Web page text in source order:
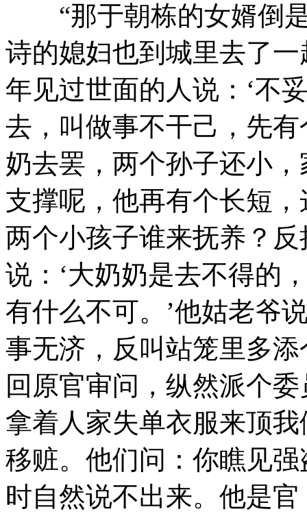
“那于朝栋的女婿倒是
诗的媳妇也到城里去了
年见过世面的人说：‘不
去，叫做事不干己，先
奶去罢，两个孙子还小
支撑呢，他再有个长短
两个小孩子谁来抚养？
说：‘大奶奶是去不得的
有什么不可。’他姑老爷
事无济，反叫站笼里多
回原官审问，纵然派个
拿着人家失单衣服来顶
移赃。他们问：你瞧见
时自然说不出来。他是